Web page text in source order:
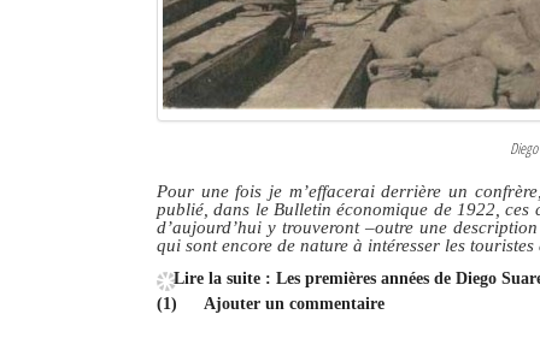
Pour une fois je m’effacerai derrière un
publié, dans le Bulletin économique de 1922, ces
d’aujourd’hui y trouveront –outre une
qui sont encore de nature à intéresser les touristes
Lire la suite : Les premières années de Diego
(1)
Ajouter un commentaire